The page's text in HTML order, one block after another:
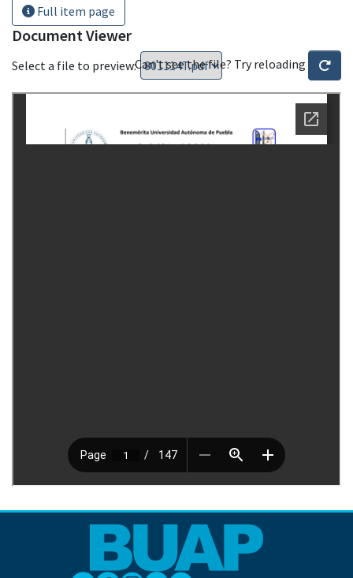
Full item page
Document Viewer
Select a file to preview:Can't see the file? Try reloading